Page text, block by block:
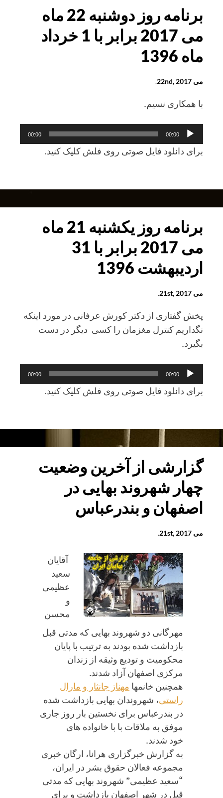
شدگان
حوادث
انتخابات
تهران
برنامه روز دوشنبه 22 ماه
می 2017 برابر با 1 خرداد
ماه 1396
می 22nd, 2017 .
با همکاری نسيم.
پخش‌کننده
صوت
00:00
00:00
برای دانلود فايل صوتی روی فلش کليک کنيد.
روز
ماه
2017
برابر
1
خرداد
ماه
1396
برنامه روز يکشنبه 21 ماه
می 2017 برابر با 31
ارديبهشت 1396
می 21st, 2017 .
پخش گفتاری از دکتر کورش عرفانی در مورد اينکه
نگداريم کنترل مغزمان را کسی ديگر در دست
بگيرد.
پخش‌کننده
صوت
00:00
00:00
برای دانلود فايل صوتی روی فلش کليک کنيد.
روز
21
ماه
می
2017
برابر
31
ارديبهشت
گزارشی از آخرین وضعیت
چهار شهروند بهایی در
اصفهان و بندرعباس
می 21st, 2017 .
آقایان
سعید
عظیمی
و
محسن
مهرگانی دو شهروند بهایی که مدتی قبل
بازداشت شده بودند به ترتیب با پایان
محکومیت و تودیع وثیقه از زندان
مرکزی اصفهان آزاد شدند.
همچنین خانمها مهناز جانثار و مارال
راستی، شهروندان بهایی بازداشت شده
در بندرعباس برای نخستین بار روز جاری
موفق به ملاقات با با خانواده های
خود شدند.
به گزارش خبرگزاری هرانا، ارگان خبری
مجموعه فعالان حقوق بشر در ایران،
“سعید عظیمی” شهروند بهایی که مدتی
قبل در شهر اصفهان بازداشت و برای